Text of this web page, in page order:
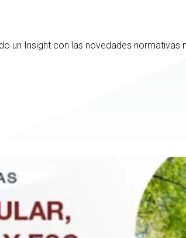
un Insight con las novedades